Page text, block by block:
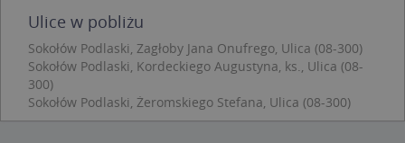
Ulice w pobliżu
Sokołów Podlaski, Zagłoby Jana Onufrego, Ulica (08-300)
Sokołów Podlaski, Kordeckiego Augustyna, ks., Ulica (08-
300)
Sokołów Podlaski, Żeromskiego Stefana, Ulica (08-300)